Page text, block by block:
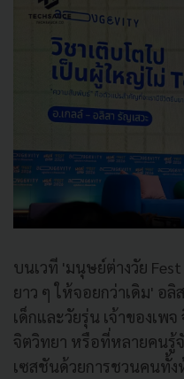
บนเวที 'มนุษย์ต่างวัย
ยาว ๆ ให้จอยกว่าเดิม' อ
เด็กและวัยรุ่น เจ้าของเพ
จิตวิทยา หรือที่หลายคนรู้
เซสชันด้วยการชวนคนทั้ง